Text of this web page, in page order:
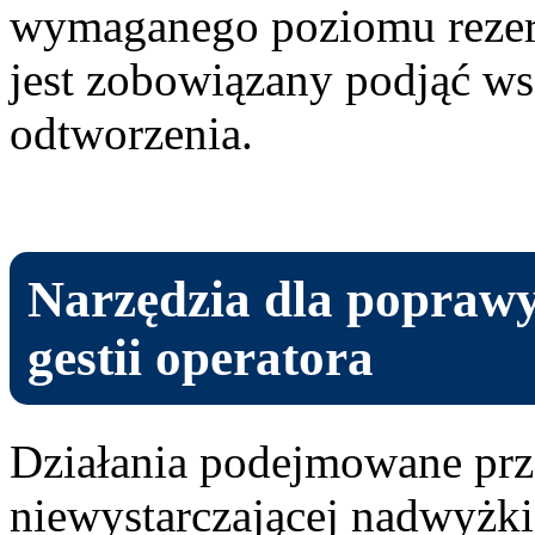
wymaganego poziomu
jest zobowiązany podjąć
odtworzenia.
Narzędzia dla
gestii operatora
Działania podejmowane
niewystarczającej